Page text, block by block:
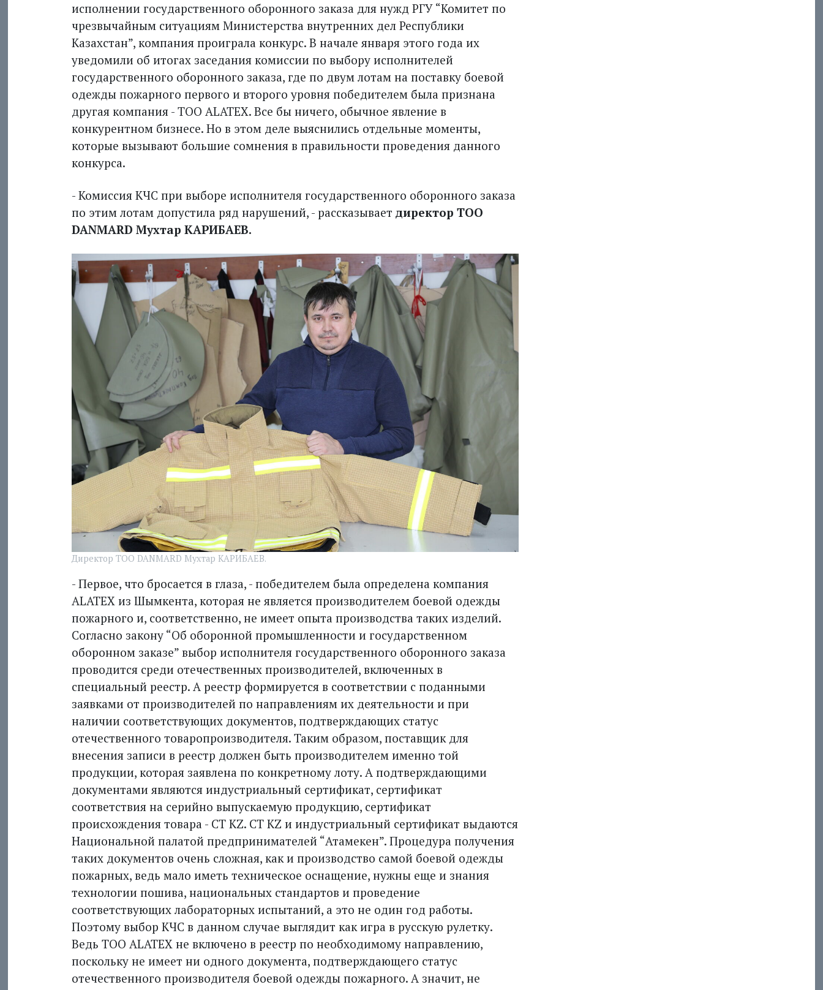
исполнении государственного оборонного заказа для нужд РГУ “Комитет по
чрезвычайным ситуациям Министерства внутренних дел Республики
Казахстан”, компания проиграла конкурс. В начале января этого года их
уведомили об итогах заседания комиссии по выбору исполнителей
государственного оборонного заказа, где по двум лотам на поставку боевой
одежды пожарного первого и второго уровня победителем была признана
другая компания - ТОО ALATEX. Все бы ничего, обычное явление в
конкурентном бизнесе. Но в этом деле выяснились отдельные моменты,
которые вызывают большие сомнения в правильности проведения данного
конкурса.
- Комиссия КЧС при выборе исполнителя государственного оборонного заказа
по этим лотам допустила ряд нарушений, - рассказывает директор ТОО
DANMARD Мухтар КАРИБАЕВ.
Директор ТОО DANMARD Мухтар КАРИБАЕВ.
- Первое, что бросается в глаза, - победителем была определена компания
ALATEX из Шымкента, которая не является производителем боевой одежды
пожарного и, соответственно, не имеет опыта производства таких изделий.
Согласно закону “Об оборонной промышленности и государственном
оборонном заказе” выбор исполнителя государственного оборонного заказа
проводится среди отечественных производителей, включенных в
специальный реестр. А реестр формируется в соответствии с поданными
заявками от производителей по направлениям их деятельности и при
наличии соответствующих документов, подтверждающих статус
отечественного товаропроизводителя. Таким образом, поставщик для
внесения записи в реестр должен быть производителем именно той
продукции, которая заявлена по конкретному лоту. А подтверждающими
документами являются индустриальный сертификат, сертификат
соответствия на серийно выпускаемую продукцию, сертификат
происхождения товара - CT KZ. CT KZ и индустриальный сертификат выдаются
Национальной палатой предпринимателей “Атамекен”. Процедура получения
таких документов очень сложная, как и производство самой боевой одежды
пожарных, ведь мало иметь техническое оснащение, нужны еще и знания
технологии пошива, национальных стандартов и проведение
соответствующих лабораторных испытаний, а это не один год работы.
Поэтому выбор КЧС в данном случае выглядит как игра в русскую рулетку.
Ведь ТОО ALATEX не включено в реестр по необходимому направлению,
поскольку не имеет ни одного документа, подтверждающего статус
отечественного производителя боевой одежды пожарного. А значит, не